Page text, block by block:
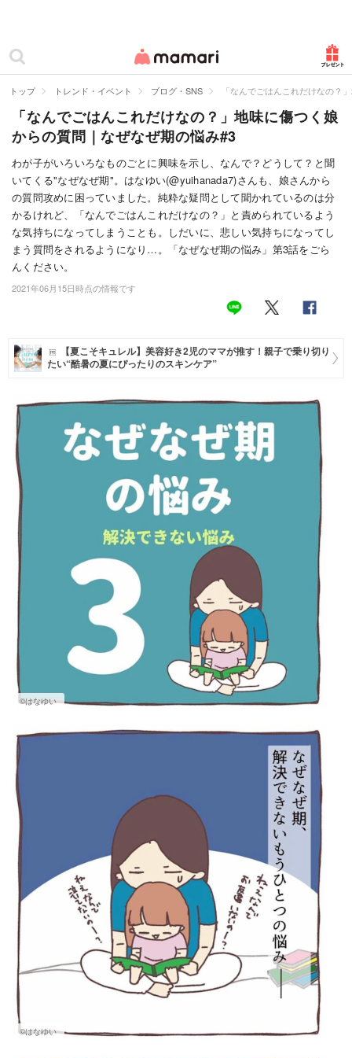
ママリ
カテゴリー一覧
妊娠
出産
赤ちゃん・育児
子育て・家族
病院
住まい
トレンド・イベント
トップ トレンド・イベント ブログ・SNS 「なんでごはんこれだけなの？
「なんでごはんこれだけなの？」地味に傷つく娘
からの質問｜なぜなぜ期の悩み#3
わが子がいろいろなものごとに興味を示し、なんで？どうして？と聞
いてくる"なぜなぜ期"。はなゆい(@yuihanada7)さんも、娘さんから
の質問攻めに困っていました。純粋な疑問として聞かれているのは分
かるけれど、「なんでごはんこれだけなの？」と責められているよう
な気持ちになってしまうことも。しだいに、悲しい気持ちになってし
まう質問をされるようになり…。「なぜなぜ期の悩み」第3話をごら
んください。
2021年06月15日時点の情報です
【夏こそキュレル】美容好き2児のママが推す！親子で乗り切り
たい“酷暑の夏にぴったりのスキンケア”
©はなゆい
©はなゆい